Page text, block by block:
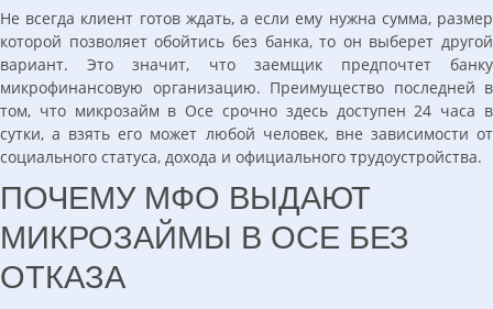
Не всегда клиент готов ждать, а если ему нужна сумма, размер
которой позволяет обойтись без банка, то он выберет другой
вариант. Это значит, что заемщик предпочтет банку
микрофинансовую организацию. Преимущество последней в
том, что микрозайм в Осе срочно здесь доступен 24 часа в
сутки, а взять его может любой человек, вне зависимости от
социального статуса, дохода и официального трудоустройства.
ПОЧЕМУ МФО ВЫДАЮТ
МИКРОЗАЙМЫ В ОСЕ БЕЗ
ОТКАЗА